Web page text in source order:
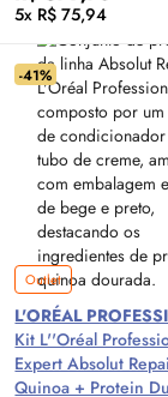
5x R$ 75,94
-41%
Outlet
L'ORÉAL
Kit L''Oréal
Expert Absolut
Quinoa + Protein